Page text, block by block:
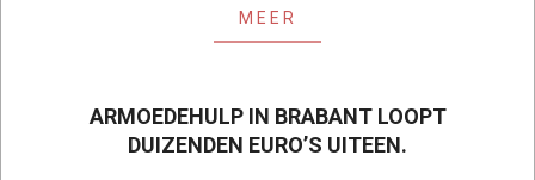
MEER
ARMOEDEHULP IN BRABANT LOOPT
DUIZENDEN EURO’S UITEEN.